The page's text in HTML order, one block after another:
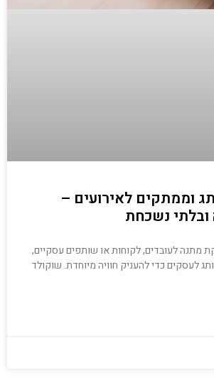
וממתקים לאירועים –
ובלתי נשכחת
מתנה לעובדים, לקוחות או שותפים עסקיים,
לעסקים כדי להעניק חוויה מיוחדת. שוקולד